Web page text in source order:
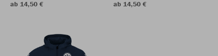
ab 14,50 € ab 14,50 €